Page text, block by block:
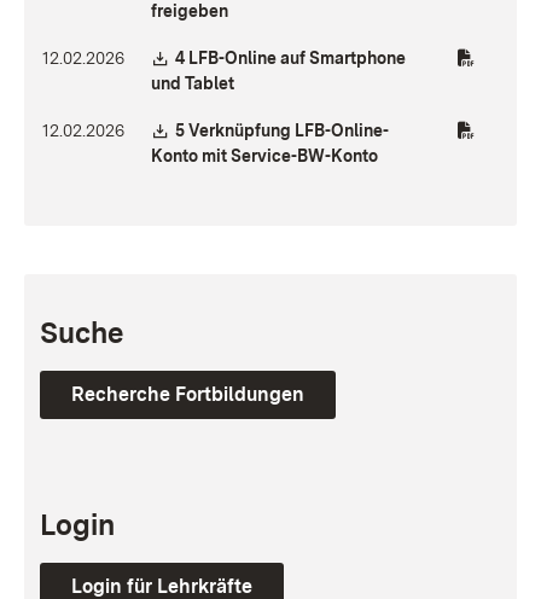
freigeben
12.02.2026 Download:
4 LFB-Online auf Smartphone
und Tablet
12.02.2026 Download:
5 Verknüpfung LFB-Online-
Konto mit Service-BW-Konto
Suche
Recherche Fortbildungen
Login
Login für Lehrkräfte